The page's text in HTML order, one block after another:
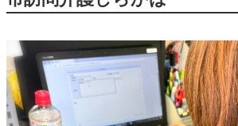
た
＠
青
か
ば